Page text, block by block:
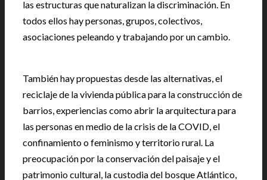
las estructuras que naturalizan la discriminación. En
todos ellos hay personas, grupos, colectivos,
asociaciones peleando y trabajando por un cambio.
También hay propuestas desde las alternativas, el
reciclaje de la vivienda pública para la construcción de
barrios, experiencias como abrir la arquitectura para
las personas en medio de la crisis de la COVID, el
confinamiento o feminismo y territorio rural. La
preocupación por la conservación del paisaje y el
patrimonio cultural, la custodia del bosque Atlántico,